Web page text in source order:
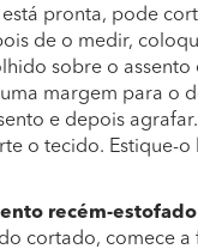
está pronta, pode
de o medir,
sobre o assento
margem para o
e depois
o tecido. Estique-o
recém-
cortado, comece a